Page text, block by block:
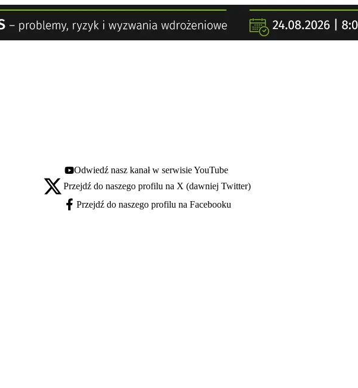
Youtube - otwiera się w nowej karcie
Odwiedź nasz kanał w serwisie YouTube
X - otwiera się w nowej karcie
Przejdź do naszego profilu na X (dawniej Twitter)
Facebook - otwiera się w nowej karcie
Przejdź do naszego profilu na Facebooku